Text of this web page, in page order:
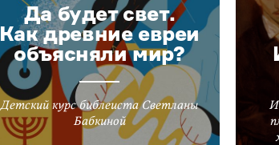
Да будет свет.
Как древние евреи
объясняли мир?
Детский курс библеиста Светланы
Бабкиной